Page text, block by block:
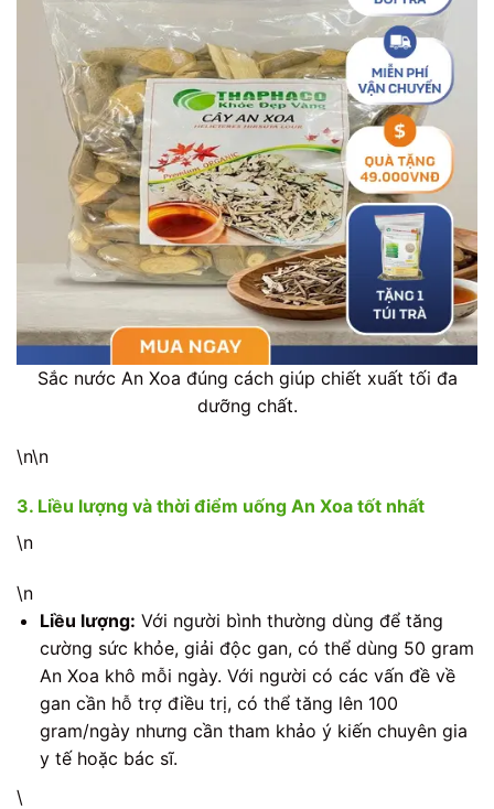
Sắc nước An Xoa đúng cách giúp chiết xuất tối đa
dưỡng chất.
\n\n
3. Liều lượng và thời điểm uống An Xoa tốt nhất
\n
\n
Liều lượng: Với người bình thường dùng để tăng
cường sức khỏe, giải độc gan, có thể dùng 50 gram
An Xoa khô mỗi ngày. Với người có các vấn đề về
gan cần hỗ trợ điều trị, có thể tăng lên 100
gram/ngày nhưng cần tham khảo ý kiến chuyên gia
y tế hoặc bác sĩ.
\